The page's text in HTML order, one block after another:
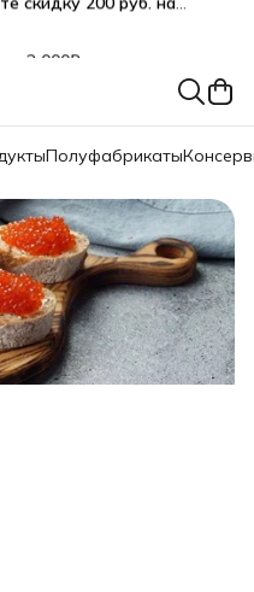
при оплате наличными
заказе от 5 000 руб.
Полуфабрикаты